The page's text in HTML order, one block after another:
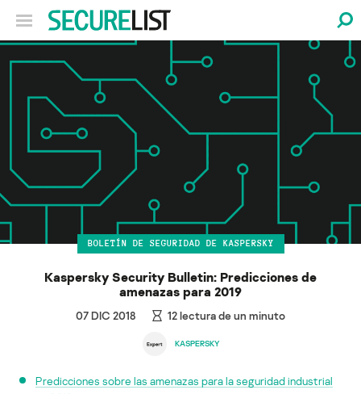
BOLETÍN DE SEGURIDAD DE KASPERSKY
Kaspersky Security Bulletin: Predicciones de
amenazas para 2019
07 DIC 2018 12lectura de un minuto
KASPERSKY
Predicciones sobre las amenazas para la seguridad industrial